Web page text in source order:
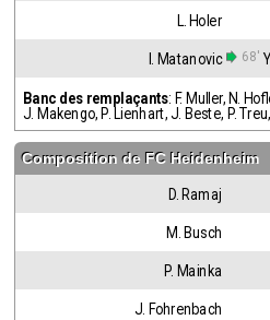
L. Holer
I. Matanovic 68'
Banc des remplaçants: F. Muller, N.
J. Makengo, P. Lienhart,J. Beste, P. Treu,
Composition de FC Heidenheim
D. Ramaj
M. Busch
P. Mainka
J. Fohrenbach